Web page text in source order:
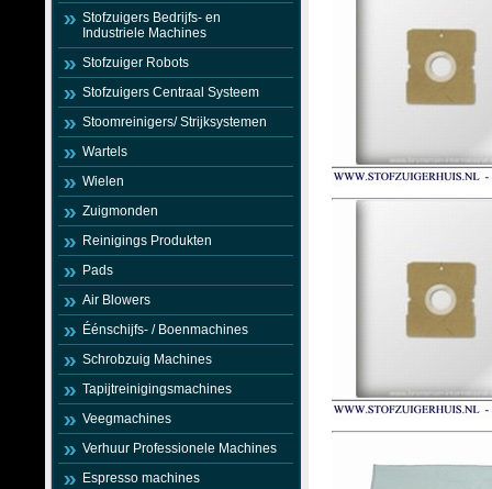
Stofzuigers Bedrijfs- en
Industriele Machines
Stofzuiger Robots
Stofzuigers Centraal Systeem
Stoomreinigers/ Strijksystemen
Wartels
Wielen
Zuigmonden
Reinigings Produkten
Pads
Air Blowers
Éénschijfs- / Boenmachines
Schrobzuig Machines
Tapijtreinigingsmachines
Veegmachines
Verhuur Professionele Machines
Espresso machines